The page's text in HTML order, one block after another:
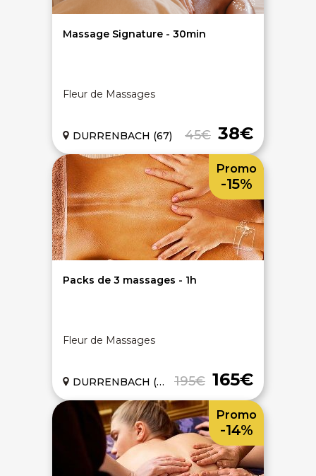
Massage Signature - 30min
Fleur de Massages
45€ 38€
DURRENBACH (67)
Packs de 3 massages - 1h
Fleur de Massages
195€ 165€
DURRENBACH (67)
Promo
-15%
Promo
-14%